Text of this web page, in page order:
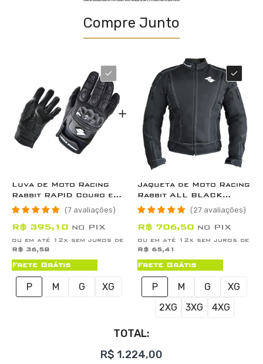
Compre Junto
Luva de Moto Racing
Rabbit RAPID Couro e
Fibra de Carbono com
Proteções
7 avaliações
R$ 395,10 no PIX
ou em até 12x sem juros de
R$ 36,58
Frete Grátis
P M G XG
Jaqueta de Moto Racing
Rabbit ALL BLACK
Impermeável com
Proteções CE
27 avaliações
R$ 706,50 no PIX
ou em até 12x sem juros de
R$ 65,41
Frete Grátis
P M G
XG
2XG
3XG 4XG
TOTAL:
R$ 1.224,00